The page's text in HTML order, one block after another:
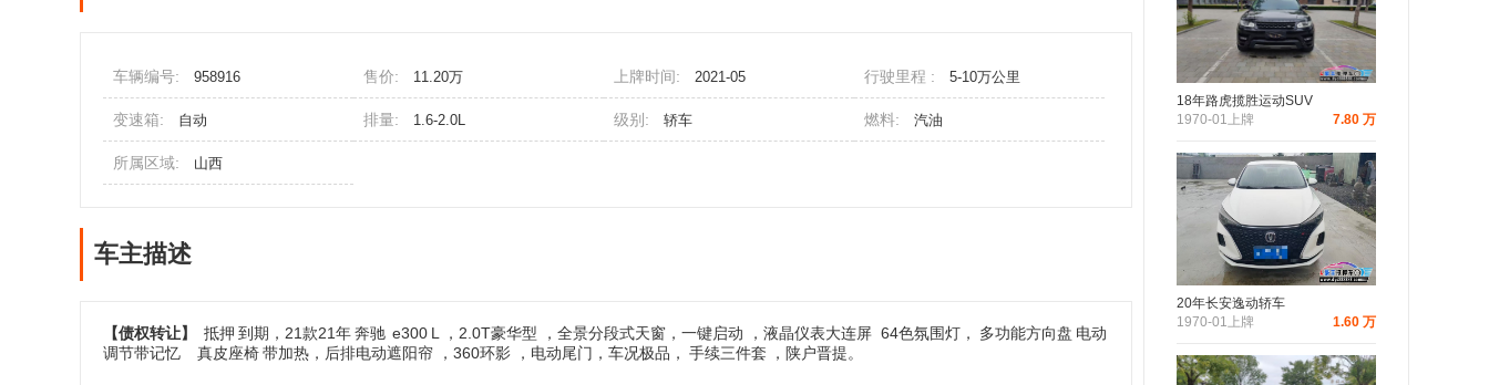
车辆编号: 958916 售价: 11.20万 上牌时间: 2021-05 行驶里程 : 5-10万公里
变速箱: 自动 排量: 1.6-2.0L 级别: 轿车 燃料: 汽油
所属区域: 山西
车主描述
【债权转让】 抵押 到期，21款21年奔驰 e300 L ，2.0T豪华型 ，全景分段式天窗，一键启动 ，液晶仪表大连屏 64色氛围灯， 多功能方向盘 电动
调节带记忆
真皮座椅带加热，后排电动遮阳帘 ，360环影 ，电动尾门，车况极品， 手续三件套 ，陕户晋提。
18年路虎揽胜运动SUV
1970-01上牌
7.80 万
20年长安逸动轿车
1970-01上牌
1.60 万